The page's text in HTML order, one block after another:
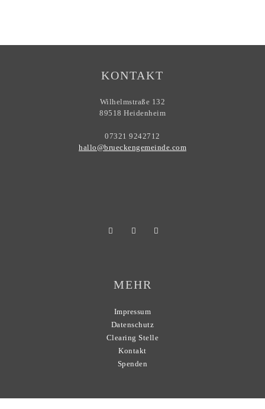
KONTAKT
Wilhelmstraße 132
89518 Heidenheim
07321 9242712
hallo@brueckengemeinde.com
MEHR
Impressum
Datenschutz
Clearing Stelle
Kontakt
Spenden